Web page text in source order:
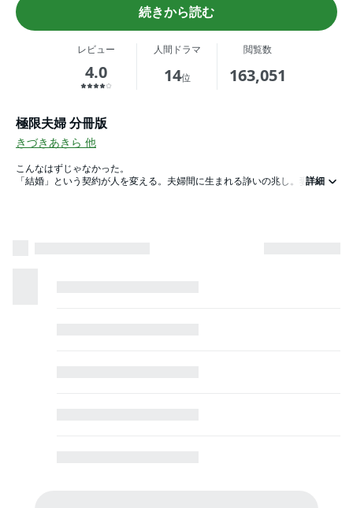
続きから読む
レビュー 人間ドラマ 閲覧数
4.0 14位 163,051
極限夫婦 分冊版
きづきあきら 他
こんなはずじゃなかった。
「結婚」という契約が人を変える。夫婦間に生まれる諍いの兆し。妻の尊厳
詳細